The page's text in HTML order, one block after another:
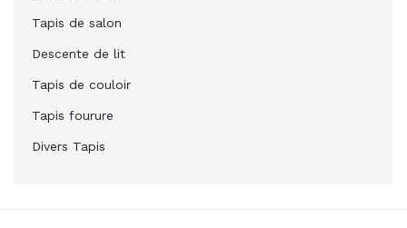
Tapis de salon
Descente de lit
Tapis de couloir
Tapis fourure
Divers Tapis